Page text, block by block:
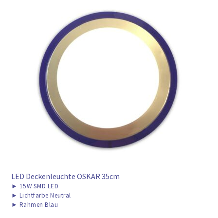
LED Deckenleuchte OSKAR 35cm
► 15W SMD LED
► Lichtfarbe Neutral
► Rahmen Blau